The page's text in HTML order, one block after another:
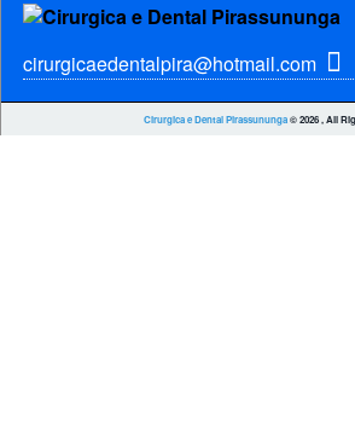
cirurgicaedentalpira@hotmail.com
Cirurgica e Dental Pirassununga© 2026 , All